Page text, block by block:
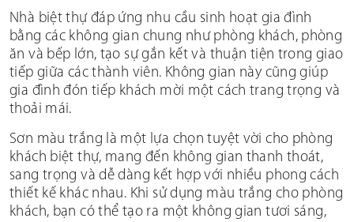
Nhà biệt thự đáp ứng nhu cầu sinh hoạt gia đình
bằng các không gian chung như phòng khách, phòng
ăn và bếp lớn, tạo sự gắn kết và thuận tiện trong giao
tiếp giữa các thành viên. Không gian này cũng giúp
gia đình đón tiếp khách mời một cách trang trọng và
thoải mái.
Sơn màu trắng là một lựa chọn tuyệt vời cho phòng
khách biệt thự, mang đến không gian thanh thoát,
sang trọng và dễ dàng kết hợp với nhiều phong cách
thiết kế khác nhau. Khi sử dụng màu trắng cho phòng
khách, bạn có thể tạo ra một không gian tươi sáng,